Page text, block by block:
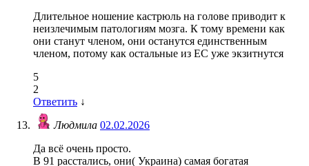
Длительное ношение кастрюль на голове приводит к
неизлечимым патологиям мозга. К тому времени как
они станут членом, они останутся единственным
членом, потому как остальные из ЕС уже экзитнутся
5
2
Ответить ↓
Людмила 02.02.2026
Да всё очень просто.
В 91 расстались, они( Украина) самая богатая